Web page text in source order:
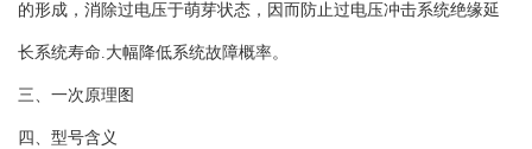
的形成，消除过电压于萌芽状态，因而防止过电压冲击系统绝缘延
长系统寿命.大幅降低系统故障概率。
三、一次原理图
四、型号含义